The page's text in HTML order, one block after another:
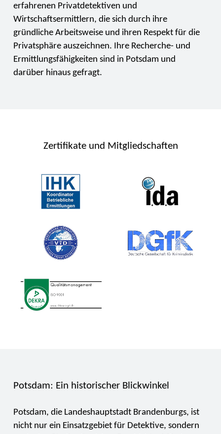
erfahrenen Privatdetektiven und
Wirtschaftsermittlern, die sich durch ihre
gründliche Arbeitsweise und ihren Respekt für die
Privatsphäre auszeichnen. Ihre Recherche- und
Ermittlungsfähigkeiten sind in Potsdam und
darüber hinaus gefragt.
Zertifikate und Mitgliedschaften
Potsdam: Ein historischer Blickwinkel
Potsdam, die Landeshauptstadt Brandenburgs, ist
nicht nur ein Einsatzgebiet für Detektive, sondern